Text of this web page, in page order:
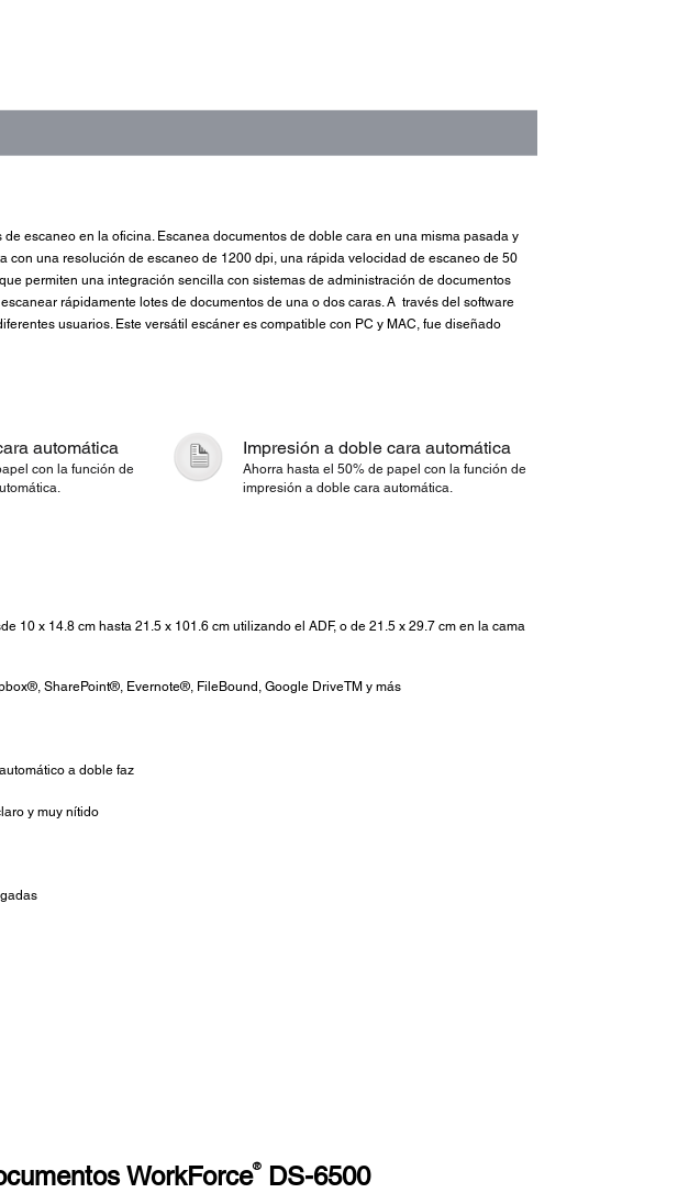
escaneo en la oficina. Escanea documentos de doble cara en una misma pasada y
una resolución de escaneo de 1200 dpi, una rápida velocidad de escaneo de 50
permiten una integración sencilla con sistemas de administración de documentos
rápidamente lotes de documentos de una o dos caras. A través del software
usuarios. Este versátil escáner es compatible con PC y MAC, fue diseñado
automática
con la función de
Impresión a doble cara automática
Ahorra hasta el 50% de papel con la función de
impresión a doble cara automática.
10 x 14.8 cm hasta 21.5 x 101.6 cm utilizando el ADF, o de 21.5 x 29.7 cm en la cama
SharePoint®, Evernote®, FileBound, Google DriveTM y más
a doble faz
y muy nítido
WorkForce®DS-6500